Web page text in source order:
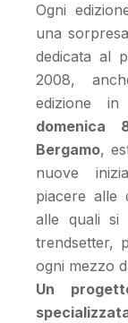
Ogni
una
dedicata al
2008,
edizione
domenica
Bergamo,
nuove
piacere alle
alle quali si
trendsetter,
ogni mezzo
Un